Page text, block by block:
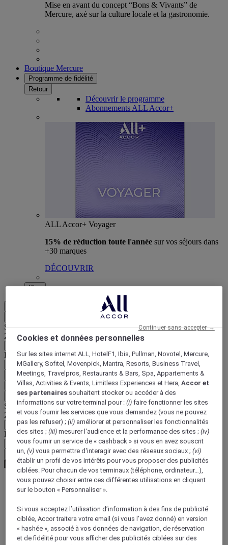
Mise en avant du concept “Bons & Vivants” de
Mercure, axé sur la culture locale et la gastronomie.
Boutique Mercure
Programme de fidélité
Retour
Découvrir le programme
Abonnements ALL Accor+
ALL Accor+ Voyager
15% de réduction toute l'année sur vos séjours dans
+30 marques
DÉCOUVRIR
Plus
Sélectionnez votre zone et votre langue ci-dessous
Zone géographique
Pays/Région - Langue
Valider votre zone et votre langue
EUR (€)
Retour
Sélectionnez votre devise ci-dessous
Zone géographique
Devise
Valider ma devise
World
France
Aquitania
PYRENEES-ATLANTIQUES
Cookies et données personnelles
Sur les sites internet ALL, HotelF1, Ibis, Pullman, Novotel, Mercure,
MGallery, Sofitel, Movenpick, Mantra, Resorts, Business Travel,
Meetings, Travelpros, Restaurants & Bars, Spa, Appartements &
Villas, Activities & Events, Limitless Experiences et Hera,Accor et
ses partenaires souhaitent stocker ou accéder à des
informations sur votre terminal pour :(i) faire fonctionner les sites
et vous fournir les services que vous demandez (vous ne pouvez
pas les refuser) ;(ii) améliorer et personnaliser les fonctionnalités
des sites ;(iii) mesurer l'audience et la performance des sites ;(iv)
vous fournir un service de « cashback » si vous en avez souscrit
un,(v) vous permettre d'interagir avec des réseaux sociaux ;(vi)
établir un profil de vos intérêts pour vous proposer des publicités
ciblées. Pour chacun de vos terminaux (téléphone, ordinateur…),
vous pouvez choisir entre ces différentes utilisations en cliquant
sur le bouton « Personnaliser ».
Si vous acceptez l’utilisation d’information à des fins de publicité
ciblée, Accor traitera votre email (si vous l’avez donné) en version
« hashée », associé à vos données de navigation, de réservation
et de fidélité pour vous afficher des publicités ciblées sur des
Continuer sans accepter →